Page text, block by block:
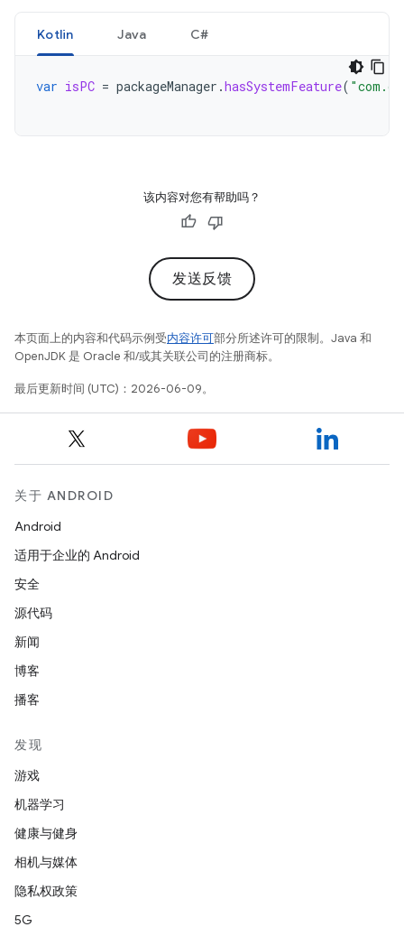
Kotlin Java C#
var isPC = packageManager .hasSystemFeature(
该内容对您有帮助吗？
发送反馈
本页面上的内容和代码示例受内容许可部分所述许可的限制。Java 和
OpenJDK 是 Oracle 和/或其关联公司的注册商标。
最后更新时间 (UTC)：2026-06-09。
关于 ANDROID
Android
适用于企业的 Android
安全
源代码
新闻
博客
播客
发现
游戏
机器学习
健康与健身
相机与媒体
隐私权政策
5G